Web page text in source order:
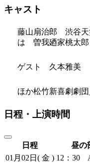
キャスト
藤山扇治郎 渋谷
は 曽我廼家桃太郎
ゲスト 久本雅美
ほか松竹新喜劇劇団
日程・上演時間
日程 昼の
01月02日( 金 ) 12：30